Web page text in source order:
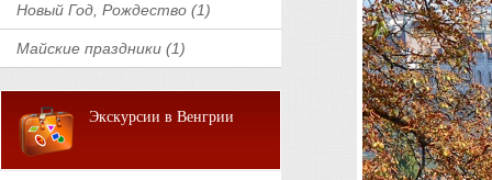
Новый Год, Рождество (1)
Майские праздники (1)
Экскурсии в Венгрии